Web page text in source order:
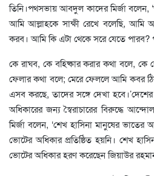
তিনি।পথসভায় আবদুল কাদের মির্জা বলেন,
আমি আল্লাহকে সাক্ষী রেখে বলেছি, আমি
করব। আমি কি এটা থেকে সরে যেতে পারব?
কে রাঘব, কে বহিষ্কার করার কথা বলে, কে
ফেলার কথা বলে; মেরে ফেললে আমি কবর
এসব করছে, তাদের সঙ্গে দেখা
অধিকারের জন্য স্বৈরাচারের বিরুদ্ধে
মির্জা বলেন, ‘শেখ হাসিনা মানুষের ভাতের
ভোটের অধিকার প্রতিষ্ঠিত হয়নি। শেখ
ভোটের অধিকার হরণ করেছেন জিয়াউর